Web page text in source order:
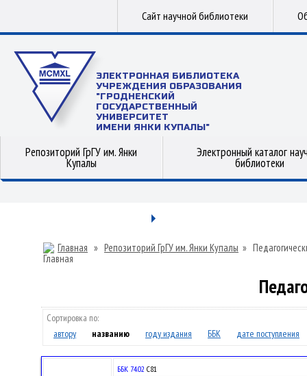
Сайт научной библиотеки
ЭЛЕКТРОННАЯ БИБЛИОТЕКА
УЧРЕЖДЕНИЯ ОБРАЗОВАНИЯ
"ГРОДНЕНСКИЙ
ГОСУДАРСТВЕННЫЙ
УНИВЕРСИТЕТ
ИМЕНИ ЯНКИ КУПАЛЫ"
Репозиторий ГрГУ им. Янки
Купалы
Электронный каталог
библиотеки
Главная » Репозиторий ГрГУ им. Янки Купалы »
Сортировка по:
автору
названию году издания ББК дате поступления
ББК 74.02 С81